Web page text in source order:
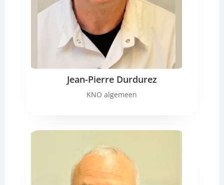
Jean-Pierre Durdurez
KNO algemeen